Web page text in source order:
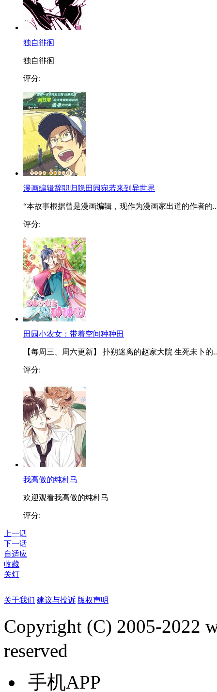
独自徘徊
独自徘徊
评分:
漫画编辑辞职归隐田园宛若来到异世界
“本故事根据曾是漫画编辑，现作为漫画家出道的作者的
评分:
田园小农女：带着空间种种田
【每周三、周六更新】 扑朔迷离的赵家大院 生死未卜的
评分:
我高傲的纯种马
欢迎观看我高傲的纯种马
评分:
上一话
下一话
自适应
收藏
关灯
关于我们 建议与投诉 版权声明
Copyright (C) 2005-2022
reserved
手机APP